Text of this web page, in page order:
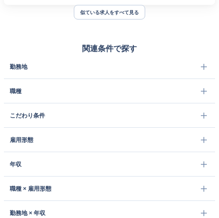
似ている求人をすべて見る
関連条件で探す
勤務地
職種
こだわり条件
雇用形態
年収
職種 × 雇用形態
勤務地 × 年収